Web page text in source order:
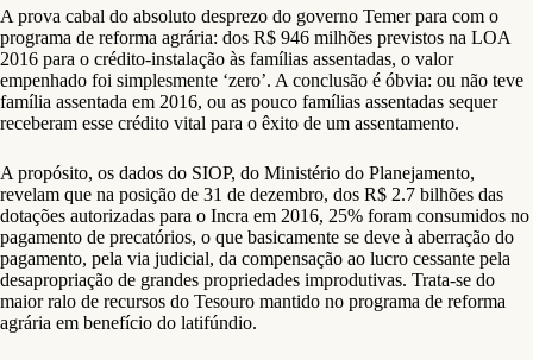
A prova cabal do absoluto desprezo do governo Temer para com o
programa de reforma agrária: dos R$ 946 milhões previstos na LOA
2016 para o crédito-instalação às famílias assentadas, o valor
empenhado foi simplesmente ‘zero’. A conclusão é óbvia: ou não teve
família assentada em 2016, ou as pouco famílias assentadas sequer
receberam esse crédito vital para o êxito de um assentamento.
A propósito, os dados do SIOP, do Ministério do Planejamento,
revelam que na posição de 31 de dezembro, dos R$ 2.7 bilhões das
dotações autorizadas para o Incra em 2016, 25% foram consumidos no
pagamento de precatórios, o que basicamente se deve à aberração do
pagamento, pela via judicial, da compensação ao lucro cessante pela
desapropriação de grandes propriedades improdutivas. Trata-se do
maior ralo de recursos do Tesouro mantido no programa de reforma
agrária em benefício do latifúndio.